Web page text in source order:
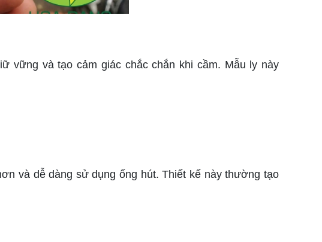
vững và tạo cảm giác chắc chắn khi cầm. Mẫu ly này
và dễ dàng sử dụng ống hút. Thiết kế này thường tạo